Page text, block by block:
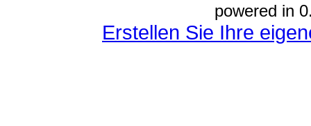
powered in
Erstellen Sie Ihre